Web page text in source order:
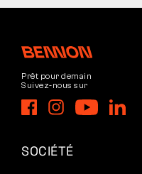
Prêt pour demain
Suivez-nous sur
SOCIÉTÉ